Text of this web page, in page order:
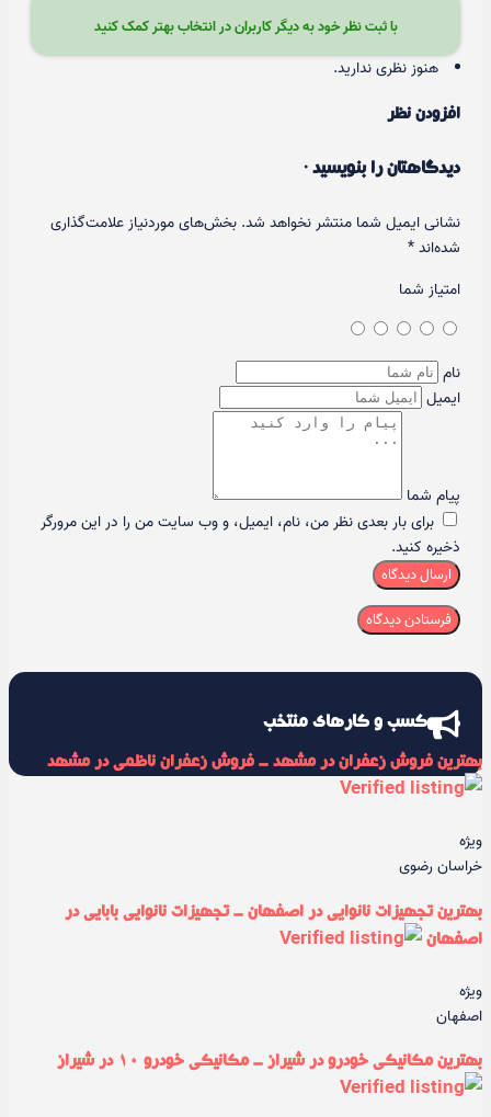
با ثبت نظر خود به دیگر کاربران در انتخاب بهتر کمک کنید
هنوز نظری ندارید.
افزودن نظر
دیدگاهتان را بنویسید ·
نشانی ایمیل شما منتشر نخواهد شد. بخش‌های موردنیاز علامت‌گذاری
شده‌اند*
امتیاز شما
نام
ایمیل
پیام شما
برای بار بعدی نظر من، نام، ایمیل، و وب سایت من را در این مرورگر
ذخیره کنید.
ارسال دیدگاه
کسب و کارهای منتخب
بهترین فروش زعفران در مشهد - فروش زعفران ناظمی در مشهد
ویژه
خراسان رضوی
بهترین تجهیزات نانوایی در اصفهان - تجهیزات نانوایی بابایی در
اصفهان
ویژه
اصفهان
بهترین مکانیکی خودرو در شیراز - مکانیکی خودرو ۱۰ در شیراز